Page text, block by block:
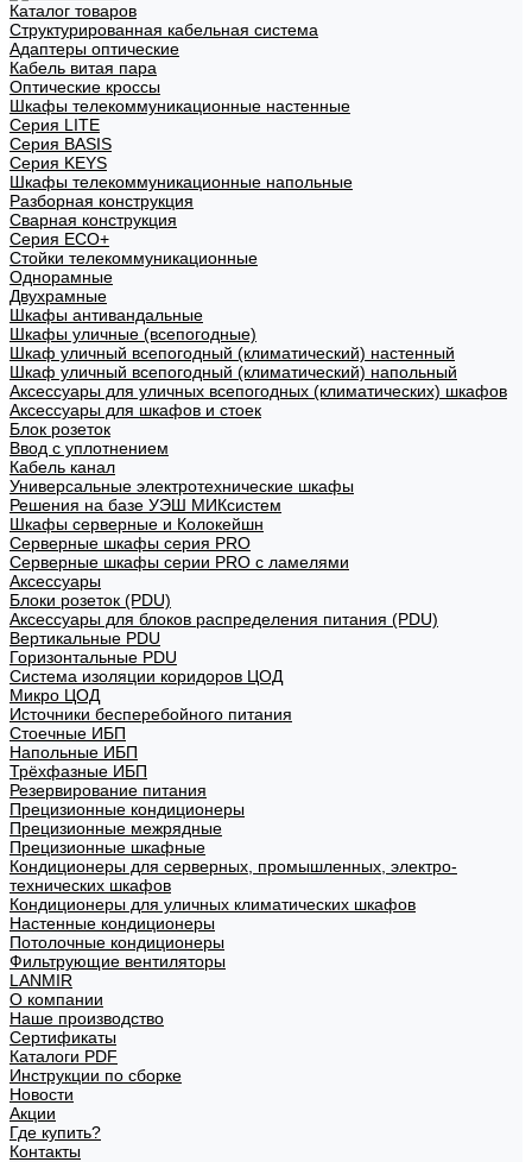
Каталог товаров
Структурированная кабельная система
Адаптеры оптические
Кабель витая пара
Оптические кроссы
Шкафы телекоммуникационные настенные
Cерия LITE
Cерия BASIS
Cерия KEYS
Шкафы телекоммуникационные напольные
Разборная конструкция
Сварная конструкция
Серия ECO+
Стойки телекоммуникационные
Однорамные
Двухрамные
Шкафы антивандальные
Шкафы уличные (всепогодные)
Шкаф уличный всепогодный (климатический) настенный
Шкаф уличный всепогодный (климатический) напольный
Аксессуары для уличных всепогодных (климатических) шкафов
Аксессуары для шкафов и стоек
Блок розеток
Ввод с уплотнением
Кабель канал
Универсальные электротехнические шкафы
Решения на базе УЭШ МИКсистем
Шкафы серверные и Колокейшн
Серверные шкафы серия PRO
Серверные шкафы серии PRO с ламелями
Аксессуары
Блоки розеток (PDU)
Аксессуары для блоков распределения питания (PDU)
Вертикальные PDU
Горизонтальные PDU
Система изоляции коридоров ЦОД
Микро ЦОД
Источники бесперебойного питания
Стоечные ИБП
Напольные ИБП
Трёхфазные ИБП
Резервирование питания
Прецизионные кондиционеры
Прецизионные межрядные
Прецизионные шкафные
Кондиционеры для серверных, промышленных, электро-
технических шкафов
Кондиционеры для уличных климатических шкафов
Настенные кондиционеры
Потолочные кондиционеры
Фильтрующие вентиляторы
LANMIR
О компании
Наше производство
Сертификаты
Каталоги PDF
Инструкции по сборке
Новости
Акции
Где купить?
Контакты